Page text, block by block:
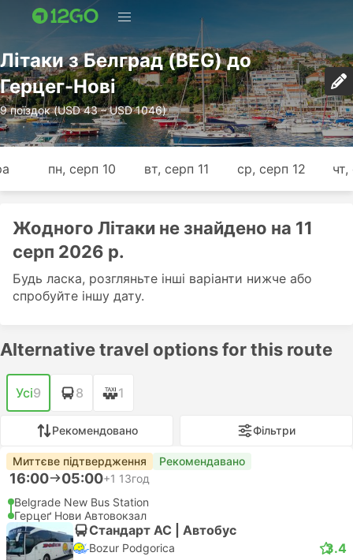
Лiтаки з Белград (BEG) до
Герцег-Нові
9 поїздок (USD 43 – USD 1046)
пн, серп 10 вт, серп 11 ср, серп 12
Жодного Лiтаки не знайдено на 11
серп 2026 р.
Будь ласка, розгляньте інші варіанти нижче або
спробуйте іншу дату.
Alternative travel options for this route
Усі9 8 1
Рекомендовано Фільтри
Миттєве підтвердження Рекомендавано
16:00 05:00+1 13год
Belgrade New Bus Station
Герцеґ Нови Автовокзал
Стандарт АС | Автобус
Bozur Podgorica 3.4